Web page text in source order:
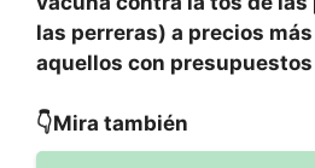
las perreras) a precios
aquellos con
👇Mira también